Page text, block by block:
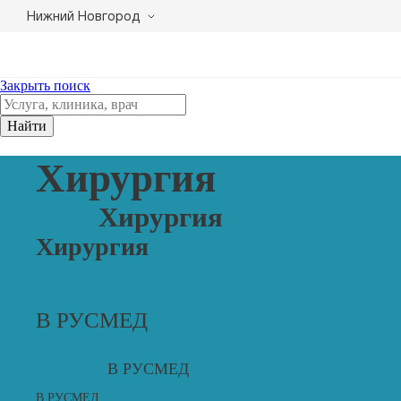
Нижний Новгород
Закрыть поиск
Найти
Хирургия
Хирургия
Хирургия
В РУСМЕД
В РУСМЕД
В РУСМЕД